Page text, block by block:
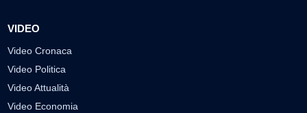
VIDEO
Video Cronaca
Video Politica
Video Attualità
Video Economia